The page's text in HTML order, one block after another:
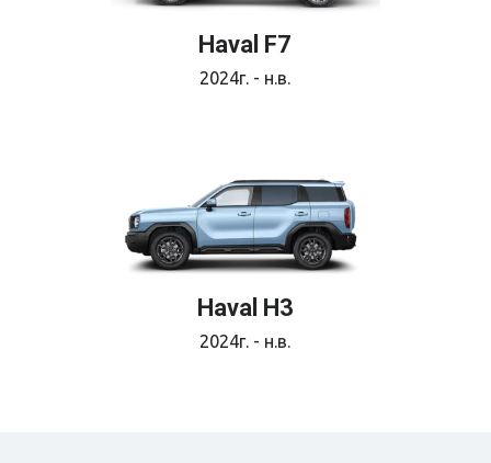
Haval F7
2024г. - н.в.
Haval H3
2024г. - н.в.